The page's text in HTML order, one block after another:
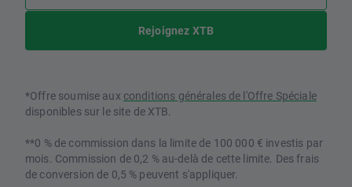
Rejoignez XTB
*Offre soumise aux conditions générales de l'Offre Spéciale
disponibles sur le site de XTB.
**0 % de commission dans la limite de 100 000 € investis par
mois. Commission de 0,2 % au-delà de cette limite. Des frais
de conversion de 0,5 % peuvent s'appliquer.